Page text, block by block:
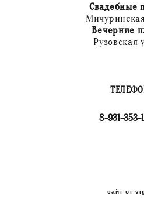
Свадебные
Вечерние
Рузовская
8-931-353-
сайт от